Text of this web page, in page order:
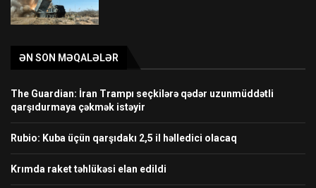
ƏN SON MƏQALƏLƏR
The Guardian: İran Trampı seçkilərə qədər uzunmüddətli
qarşıdurmaya çəkmək istəyir
Rubio: Kuba üçün qarşıdakı 2,5 il həlledici olacaq
Krımda raket təhlükəsi elan edildi